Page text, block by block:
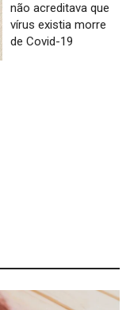
não acreditava que
vírus existia morre
de Covid-19